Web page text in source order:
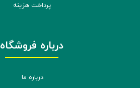
پرداخت هزینه
درباره فروشگاه
درباره ما